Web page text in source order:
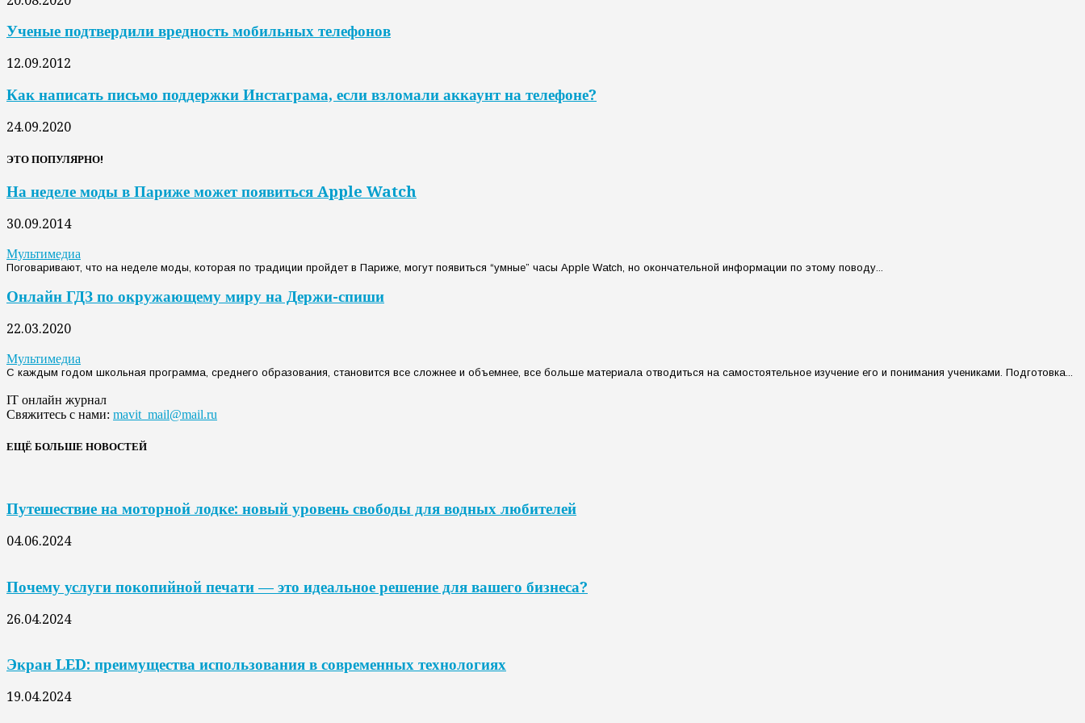
Ученые подтвердили вредность мобильных телефонов
12.09.2012
Как написать письмо поддержки Инстаграма, если взломали аккаунт на телефоне?
24.09.2020
ЭТО ПОПУЛЯРНО!
На неделе моды в Париже может появиться Apple Watch
30.09.2014
Мультимедиа
Поговаривают, что на неделе моды, которая по традиции пройдет в Париже, могут появиться “умные” часы Apple Watch, но окончательной информации по этому поводу...
Онлайн ГДЗ по окружающему миру на Держи-спиши
22.03.2020
Мультимедиа
С каждым годом школьная программа, среднего образования, становится все сложнее и объемнее, все больше материала отводиться на самостоятельное изучение его и понимания учениками. Подготовка...
IT онлайн журнал
Свяжитесь с нами: mavit_mail@mail.ru
ЕЩЁ БОЛЬШЕ НОВОСТЕЙ
Путешествие на моторной лодке: новый уровень свободы для водных любителей
04.06.2024
Почему услуги покопийной печати — это идеальное решение для вашего бизнеса?
26.04.2024
Экран LED: преимущества использования в современных технологиях
19.04.2024